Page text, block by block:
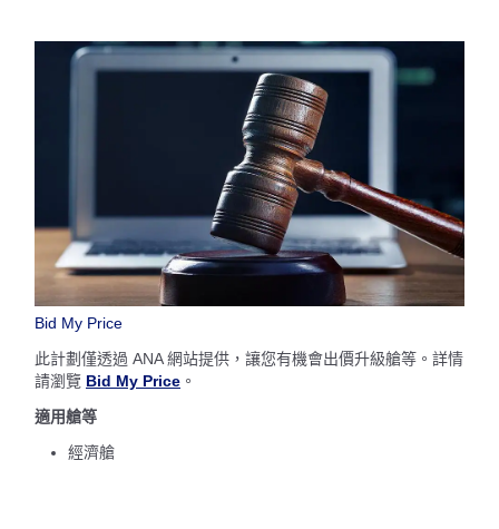
Bid My Price
此計劃僅透過 ANA 網站提供，讓您有機會出價升級艙等。詳情
請瀏覽 Bid My Price 。
適用艙等
經濟艙